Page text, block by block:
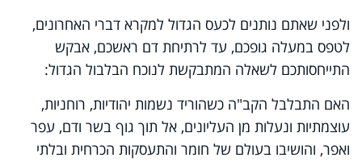
ולפני שאתם נותנים לכעס הגדול למקרא דברי האחרונים,
לטפס במעלה גופכם, עד לרתיחת דם ראשכם, אבקש
התייחסותכם לשאלה המתבקשת לנוכח הבלבול הגדול:
האם התבלבל הקב"ה כשהוריד נשמות יהודיות, רוחניות,
עוצמתיות ונעלות מן העליונים, אל תוך גוף בשר ודם, עפר
ואפר, והושיבו בעולם של חומר והתעסקות הכרחית ובלתי